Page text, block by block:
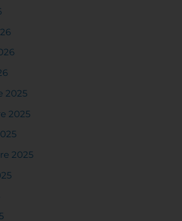
2025
2025
2025